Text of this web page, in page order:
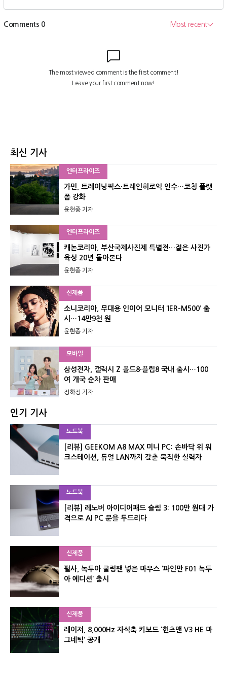
최신 기사
엔터프라이즈
가민, 트레이닝픽스·트레인히로익 인수…코칭 플랫
폼 강화
윤현종 기자
엔터프라이즈
캐논코리아, 부산국제사진제 특별전…젊은 사진가
육성 20년 돌아본다
윤현종 기자
신제품
소니코리아, 무대용 인이어 모니터 ‘IER-M500’ 출
시…14만9천 원
윤현종 기자
모바일
삼성전자, 갤럭시 Z 폴드8·플립8 국내 출시…100
여 개국 순차 판매
정하정 기자
인기 기사
노트북
[리뷰] GEEKOM A8 MAX 미니 PC: 손바닥 위 워
크스테이션, 듀얼 LAN까지 갖춘 묵직한 실력자
노트북
[리뷰] 레노버 아이디어패드 슬림 3: 100만 원대 가
격으로 AI PC 문을 두드리다
신제품
펄사, 녹투아 쿨링팬 넣은 마우스 ‘파인만 F01 녹투
아 에디션’ 출시
신제품
레이저, 8,000Hz 자석축 키보드 ‘헌츠맨 V3 HE 마
그네틱’ 공개